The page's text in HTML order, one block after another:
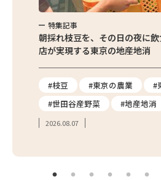
特集記事
朝採れ枝豆を、その日の夜に
店が実現する東京の地産地消
#枝豆 #東京の農業
#
#世田谷産野菜
#地産地消
2026.08.07